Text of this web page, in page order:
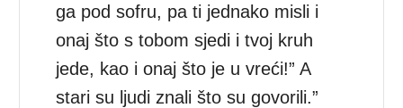
ga pod sofru, pa ti jednako misli i
onaj što s tobom sjedi i tvoj kruh
jede, kao i onaj što je u vreći!” A
stari su ljudi znali što su govorili.”